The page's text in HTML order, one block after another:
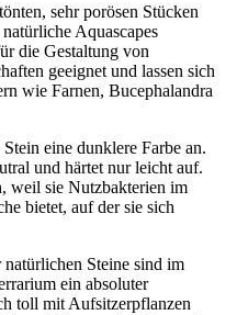
sehr porösen Stücken
Aquascapes
die Gestaltung von
geeignet und lassen sich
wie Farnen, Bucephalandra
eine dunklere Farbe an.
und härtet nur leicht auf.
weil sie Nutzbakterien im
bietet, auf der sie sich
Steine sind im
ein absoluter
toll mit Aufsitzerpflanzen